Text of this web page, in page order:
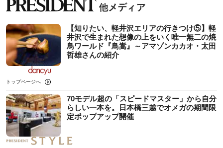
【知りたい、軽井沢エリアの行きつけ⑤】軽
井沢で生まれた想像の上をいく唯一無二の焼
鳥ワールド『鳥嵩』～アマゾンカカオ・太田
哲雄さんの紹介
トップページへ
70モデル超の「スピードマスター」から自分
らしい一本を。日本橋三越でオメガの期間限
定ポップアップ開催